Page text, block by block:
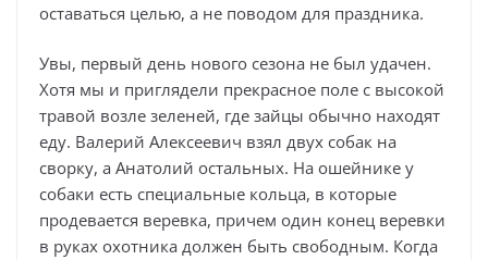
оставаться целью, а не поводом для праздника.
Увы, первый день нового сезона не был удачен.
Хотя мы и приглядели прекрасное поле с высокой
травой возле зеленей, где зайцы обычно находят
еду. Валерий Алексеевич взял двух собак на
сворку, а Анатолий остальных. На ошейнике у
собаки есть специальные кольца, в которые
продевается веревка, причем один конец веревки
в руках охотника должен быть свободным. Когда